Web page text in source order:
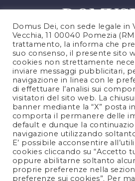
PRIVACY
COOKIES
LEGAL
CONTACTS
FOLLOW US
Domus Dei, con sede legale in
Vecchia, 11 00040 Pomezia
trattamento, la informa che
suo consenso, il presente sito
cookies non strettamente
inviare messaggi pubblicitari,
navigazione in linea con le
di effettuare l’analisi sui
visitatori del sito web. La
banner mediante la “X” posta
comporta il permanere delle
default e dunque la
navigazione utilizzando
E’ possibile acconsentire
cookies cliccando su “Accetto
oppure abilitarne soltanto
proprie preferenze nella
preferenze sui cookies”. Per